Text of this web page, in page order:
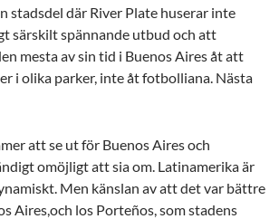
stadsdel där River Plate huserar inte
särskilt spännande utbud och att
mesta av sin tid i Buenos Aires åt att
i olika parker, inte åt fotbolliana. Nästa
att se ut för Buenos Aires och
omöjligt att sia om. Latinamerika är
Men känslan av att det var bättre
Aires,och los Porteños, som stadens